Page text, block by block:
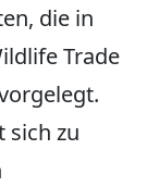
die in
Trade
sich zu